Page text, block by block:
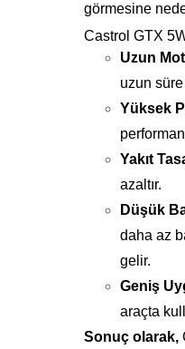
görmesine
Castrol GTX
Uzun
uzun süre
Yüksek
Yakıt
azaltır.
Düşük
daha az
gelir.
Geniş
araçta
Sonuç olarak,